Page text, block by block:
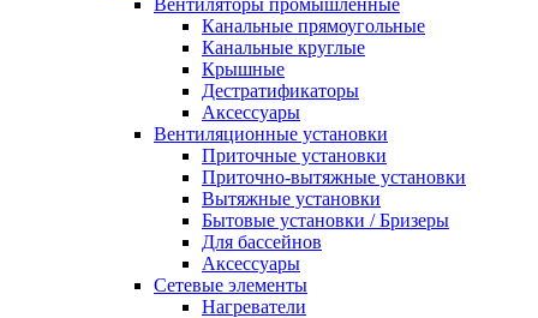
Вентиляторы промышленные
Канальные прямоугольные
Канальные круглые
Крышные
Дестратификаторы
Аксессуары
Вентиляционные установки
Приточные установки
Приточно-вытяжные установки
Вытяжные установки
Бытовые установки / Бризеры
Для бассейнов
Аксессуары
Сетевые элементы
Нагреватели